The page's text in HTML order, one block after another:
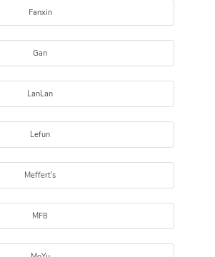
Fanxin
Gan
LanLan
Lefun
Meffert's
MF8